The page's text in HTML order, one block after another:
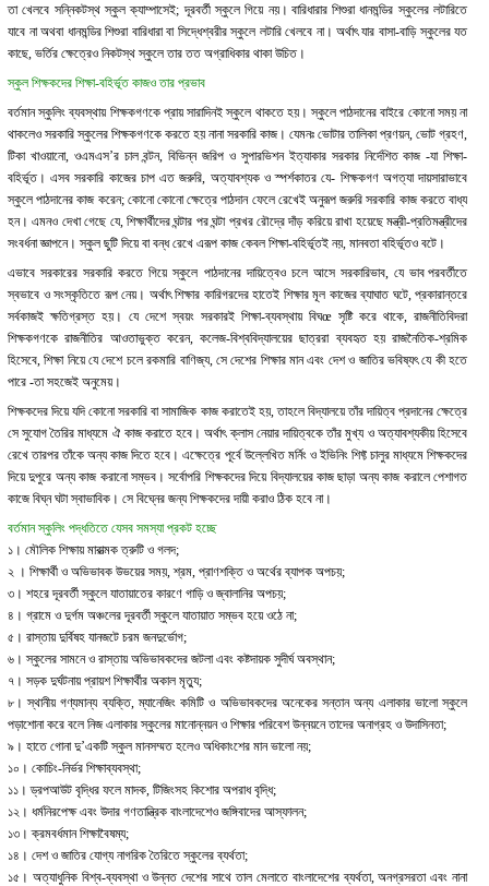
তা খেলবে সন্নিকটস্থ স্কুল ক্যাম্পাসেই; দূরবর্তী স্কুলে গিয়ে নয়। বারিধারার শিশুরা ধানমন্ডির স্কুলের লটারিতে
যাবে না অথবা ধানমন্ডির শিশুরা বারিধারা বা সিদ্ধেশ্বরীর স্কুলে লটারি খেলবে না। অর্থাৎ যার বাসা-বাড়ি স্কুলের যত
কাছে, ভর্তির ক্ষেত্রেও নিকটস্থ স্কুলে তার তত অগ্রাধিকার থাকা উচিত।
স্কুল শিক্ষকদের শিক্ষা-বহির্ভূত কাজও তার প্রভাব
বর্তমান স্কুলিং ব্যবস্থায় শিক্ষকগণকে প্রায় সারাদিনই স্কুলে থাকতে হয়। স্কুলে পাঠদানের বাইরে কোনো সময় না
থাকলেও সরকারি স্কুলের শিক্ষকগণকে করতে হয় নানা সরকারি কাজ। যেমনঃ ভোটার তালিকা প্রণয়ন, ভোট গ্রহণ,
টিকা খাওয়ানো, ওএমএস’র চাল বন্টন, বিভিন্ন জরিপ ও সুপারভিশন ইত্যাকার সরকার নির্দেশিত কাজ -যা শিক্ষা-
বহির্ভূত। এসব সরকারি কাজের চাপ এত জরুরি, অত্যাবশ্যক ও স্পর্শকাতর যে- শিক্ষকগণ অগত্যা দায়সারাভাবে
স্কুলে পাঠদানের কাজ করেন; কোনো কোনো ক্ষেত্রে পাঠদান ফেলে রেখেই অনুরূপ জরুরি সরকারি কাজ করতে বাধ্য
হন। এমনও দেখা গেছে যে, শিক্ষার্থীদের ঘন্টার পর ঘন্টা প্রখর রৌদ্রে দাঁড় করিয়ে রাখা হয়েছে মন্ত্রী-প্রতিমন্ত্রীদের
সংবর্ধনা জ্ঞাপনে। স্কুল ছুটি দিয়ে বা বন্ধ রেখে এরূপ কাজ কেবল শিক্ষা-বহির্ভূতই নয়, মানবতা বহির্ভূতও বটে।
এভাবে সরকারের সরকারি করতে গিয়ে স্কুলে পাঠদানের দায়িত্বেও চলে আসে সরকারিভাব, যে ভাব পরবর্তীতে
স্বভাবে ও সংস্কৃতিতে রূপ নেয়। অর্থাৎ শিক্ষার কারিগরদের হাতেই শিক্ষার মূল কাজের ব্যাঘাত ঘটে, প্রকারান্তরে
সর্বকাজই ক্ষতিগ্রস্ত হয়। যে দেশে স্বয়ং সরকারই শিক্ষা-ব্যবস্থায় বিঘœ সৃষ্টি করে থাকে, রাজনীতিবিদরা
শিক্ষকগণকে রাজনীতির আওতাভুক্ত করেন, কলেজ-বিশ্ববিদ্যালয়ের ছাত্ররা ব্যবহৃত হয় রাজনৈতিক-শ্রমিক
হিসেবে, শিক্ষা নিয়ে যে দেশে চলে রকমারি বাণিজ্য, সে দেশের শিক্ষার মান এবং দেশ ও জাতির ভবিষ্যৎ যে কী হতে
পারে -তা সহজেই অনুমেয়।
শিক্ষকদের দিয়ে যদি কোনো সরকারি বা সামাজিক কাজ করাতেই হয়, তাহলে বিদ্যালয়ে তাঁর দায়িত্ব প্রদানের ক্ষেত্রে
সে সুযোগ তৈরির মাধ্যমে ঐ কাজ করাতে হবে। অর্থাৎ ক্লাস নেয়ার দায়িত্বকে তাঁর মুখ্য ও অত্যাবশ্যকীয় হিসেবে
রেখে তারপর তাঁকে অন্য কাজ দিতে হবে। এক্ষেত্রে পূর্বে উল্লেখিত মর্নিং ও ইভিনিং শিফ্ট চালুর মাধ্যমে শিক্ষকদের
দিয়ে দুপুরে অন্য কাজ করানো সম্ভব। সর্বোপরি শিক্ষকদের দিয়ে বিদ্যালয়ের কাজ ছাড়া অন্য কাজ করালে পেশাগত
কাজে বিঘ্ন ঘটা স্বাভাবিক। সে বিঘ্নের জন্য শিক্ষকদের দায়ী করাও ঠিক হবে না।
বর্তমান স্কুলিং পদ্ধতিতে যেসব সমস্যা প্রকট হচ্ছে
১। মৌলিক শিক্ষায় মারাত্মক ত্রুটি ও গলদ;
২ । শিক্ষার্থী ও অভিভাবক উভয়ের সময়, শ্রম, প্রাণশক্তি ও অর্থের ব্যাপক অপচয়;
৩। শহরে দূরবর্তী স্কুলে যাতায়াতের কারণে গাড়ি ও জ্বালানির অপচয়;
৪। গ্রামে ও দুর্গম অঞ্চলের দূরবর্তী স্কুলে যাতায়াত সম্ভব হয়ে ওঠে না;
৫। রাস্তায় দুর্বিষহ যানজটে চরম জনদুর্ভোগ;
৬। স্কুলের সামনে ও রাস্তায় অভিভাবকদের জটলা এবং কষ্টদায়ক সুদীর্ঘ অবস্থান;
৭। সড়ক দুর্ঘটনায় প্রায়শ শিক্ষার্থীর অকাল মৃত্যু;
৮। স্থানীয় গণ্যমান্য ব্যক্তি, ম্যানেজিং কমিটি ও অভিভাবকদের অনেকের সন্তান অন্য এলাকার ভালো স্কুলে
পড়াশোনা করে বলে নিজ এলাকার স্কুলের মানোন্নয়ন ও শিক্ষার পরিবেশ উন্নয়নে তাদের অনাগ্রহ ও উদাসিনতা;
৯। হাতে গোনা দু’একটি স্কুল মানসম্মত হলেও অধিকাংশের মান ভালো নয়;
১০। কোচিং-নির্ভর শিক্ষাব্যবস্থা;
১১। ড্রপআউট বৃদ্ধির ফলে মাদক, টিজিংসহ কিশোর অপরাধ বৃদ্ধি;
১২। ধর্মনিরপেক্ষ এবং উদার গণতান্ত্রিক বাংলাদেশেও জঙ্গিবাদের আস্ফালন;
১৩। ক্রমবর্ধমান শিক্ষাবৈষম্য;
১৪। দেশ ও জাতির যোগ্য নাগরিক তৈরিতে স্কুলের ব্যর্থতা;
১৫। অত্যাধুনিক বিশ্ব-ব্যবস্থা ও উন্নত দেশের সাথে তাল মেলাতে বাংলাদেশের ব্যর্থতা, অনগ্রসরতা এবং নানা